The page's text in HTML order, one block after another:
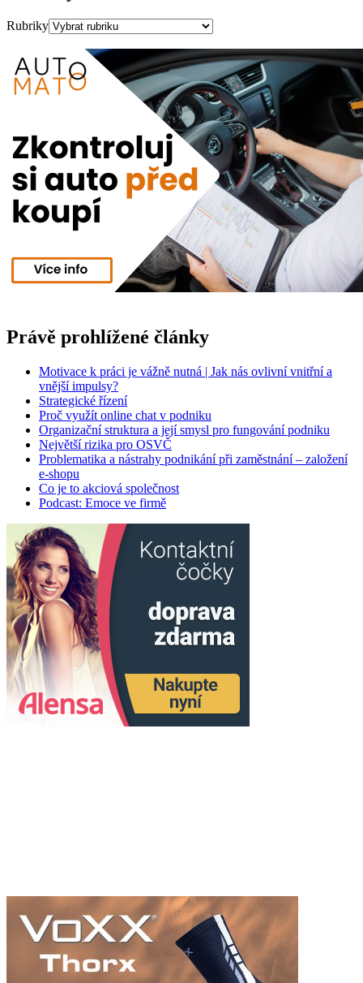
Rubriky
Právě prohlížené články
Motivace k práci je vážně nutná | Jak nás ovlivní vnitřní a
vnější impulsy?
Strategické řízení
Proč využít online chat v podniku
Organizační struktura a její smysl pro fungování podniku
Největší rizika pro OSVČ
Problematika a nástrahy podnikání při zaměstnání – založení
e-shopu
Co je to akciová společnost
Podcast: Emoce ve firmě